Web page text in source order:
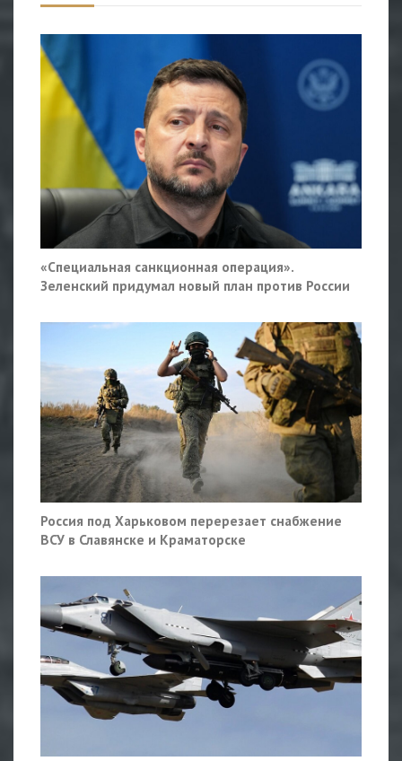
«Специальная санкционная операция».
Зеленский придумал новый план против России
Россия под Харьковом перерезает снабжение
ВСУ в Славянске и Краматорске